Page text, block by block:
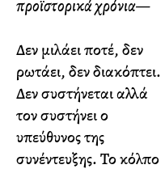
προϊστορικά χρόνια—
Δεν μιλάει ποτέ, δεν
ρωτάει, δεν διακόπτει.
Δεν συστήνεται αλλά
τον συστήνει ο
υπεύθυνος της
συνέντευξης. Το κόλπο